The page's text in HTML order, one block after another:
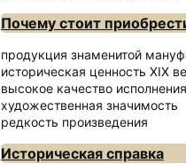
Почему стоит
продукция знаменитой
историческая ценность XIX
высокое качество исполнения
художественная значимость
редкость произведения
Историческая справка